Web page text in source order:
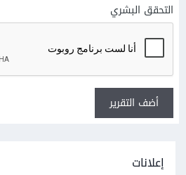
التحقق البشري
أضف التقرير
إعلانات